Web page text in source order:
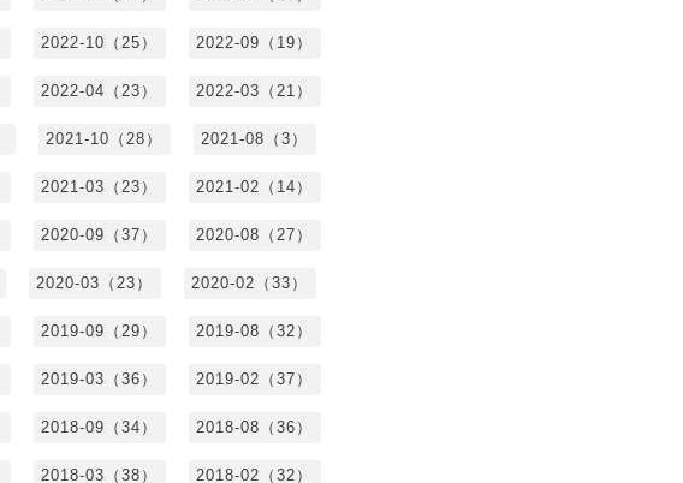
2022-10（25） 2022-09（19）
2022-04（23） 2022-03（21）
2021-10（28） 2021-08（3）
2021-03（23） 2021-02（14）
2020-09（37） 2020-08（27）
2020-03（23） 2020-02（33）
2019-09（29） 2019-08（32）
2019-03（36） 2019-02（37）
2018-09（34） 2018-08（36）
2018-03（38） 2018-02（32）